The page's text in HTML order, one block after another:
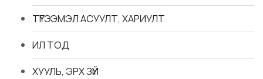
ТҮГЭЭМЭЛ АСУУЛТ, ХАРИУЛТ
ИЛ ТОД
ХУУЛЬ, ЭРХ ЗҮЙ